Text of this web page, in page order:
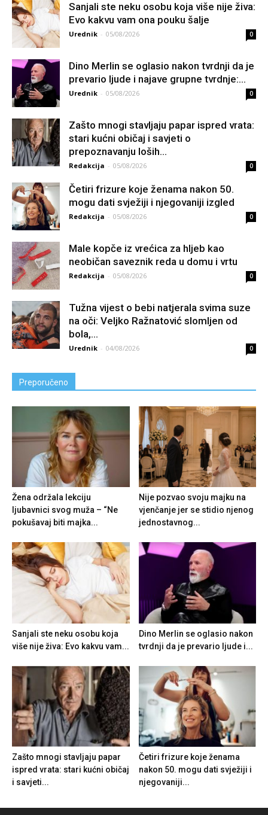
Sanjali ste neku osobu koja više nije živa:
Evo kakvu vam ona pouku šalje
Urednik - 05/08/2026 0
Dino Merlin se oglasio nakon tvrdnji da je
prevario ljude i najave grupne tvrdnje:...
Urednik - 05/08/2026 0
Zašto mnogi stavljaju papar ispred vrata:
stari kućni običaj i savjeti o
prepoznavanju loših...
Redakcija - 05/08/2026 0
Četiri frizure koje ženama nakon 50.
mogu dati svježiji i njegovaniji izgled
Redakcija - 05/08/2026 0
Male kopče iz vrećica za hljeb kao
neobičan saveznik reda u domu i vrtu
Redakcija - 05/08/2026 0
Tužna vijest o bebi natjerala svima suze
na oči: Veljko Ražnatović slomljen od
boIa,...
Urednik - 04/08/2026 0
Preporučeno
Žena održala lekciju
ljubavnici svog muža – “Ne
pokušavaj biti majka...
Nije pozvao svoju majku na
vjenčanje jer se stidio njenog
jednostavnog...
Sanjali ste neku osobu koja
više nije živa: Evo kakvu vam...
Dino Merlin se oglasio nakon
tvrdnji da je prevario ljude i...
Zašto mnogi stavljaju papar
ispred vrata: stari kućni običaj
i savjeti...
Četiri frizure koje ženama
nakon 50. mogu dati svježiji i
njegovaniji...